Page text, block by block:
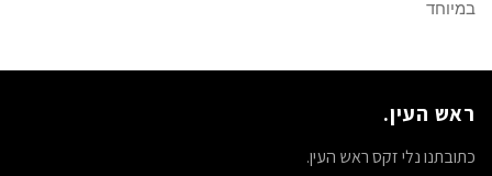
במיוחד
ראש העין.
כתובתנו נלי זקס ראש העין.